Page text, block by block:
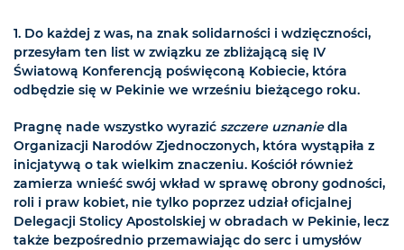
1. Do każdej z was, na znak solidarności i wdzięczności,
przesyłam ten list w związku ze zbliżającą się IV
Światową Konferencją poświęconą Kobiecie, która
odbędzie się w Pekinie we wrześniu bieżącego roku.
Pragnę nade wszystko wyrazić szczere uznaniedla
Organizacji Narodów Zjednoczonych, która wystąpiła z
inicjatywą o tak wielkim znaczeniu. Kościół również
zamierza wnieść swój wkład w sprawę obrony godności,
roli i praw kobiet, nie tylko poprzez udział oficjalnej
Delegacji Stolicy Apostolskiej w obradach w Pekinie, lecz
także bezpośrednio przemawiając do serc i umysłów